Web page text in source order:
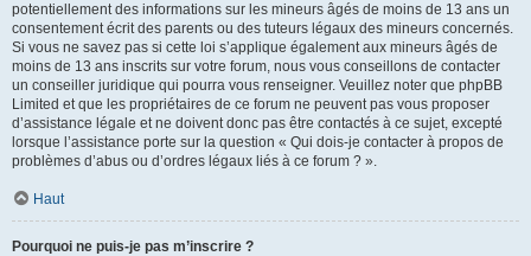
potentiellement des informations sur les mineurs âgés de moins de 13 ans un
consentement écrit des parents ou des tuteurs légaux des mineurs concernés.
Si vous ne savez pas si cette loi s’applique également aux mineurs âgés de
moins de 13 ans inscrits sur votre forum, nous vous conseillons de contacter
un conseiller juridique qui pourra vous renseigner. Veuillez noter que phpBB
Limited et que les propriétaires de ce forum ne peuvent pas vous proposer
d’assistance légale et ne doivent donc pas être contactés à ce sujet, excepté
lorsque l’assistance porte sur la question « Qui dois-je contacter à propos de
problèmes d’abus ou d’ordres légaux liés à ce forum ? ».
Haut
Pourquoi ne puis-je pas m’inscrire ?